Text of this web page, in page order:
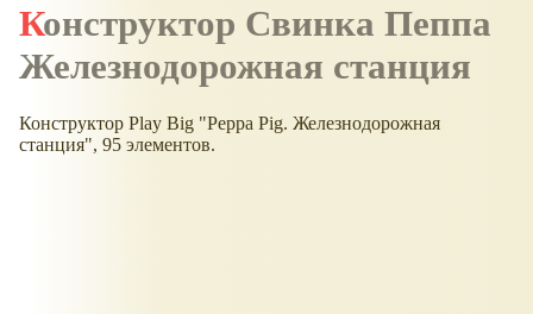
Конструктор Свинка Пеппа
Железнодорожная станция
Конструктор Play Big "Peppa Pig. Железнодорожная
станция", 95 элементов.